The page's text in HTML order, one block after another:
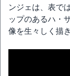
ンジェは、表で
ップのあるハ・
像を生々しく描